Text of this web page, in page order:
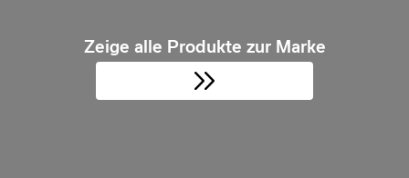
Zeige alle Produkte zur Marke